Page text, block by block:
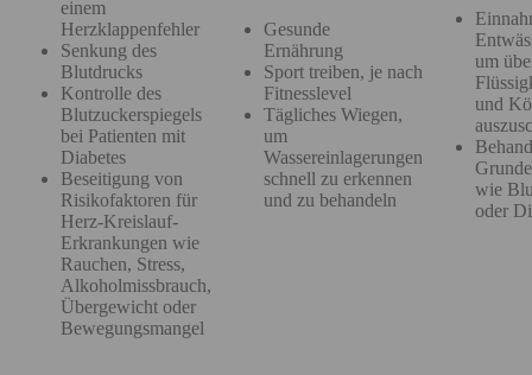
einem
Herzklappenfehler
Senkung des
Blutdrucks
Kontrolle des
Blutzuckerspiegels
bei Patienten mit
Diabetes
Beseitigung von
Risikofaktoren für
Herz-Kreislauf-
Erkrankungen wie
Rauchen, Stress,
Alkoholmissbrauch,
Übergewicht oder
Bewegungsmangel
Gesunde
Ernährung
Sport treiben, je nach
Fitnesslevel
Tägliches Wiegen,
um
Wassereinlagerungen
schnell zu erkennen
und zu behandeln
um
und
wie
oder